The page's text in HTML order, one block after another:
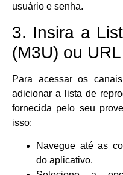
usuário e senha.
3. Insira a
(M3U) ou
Para acessar os
adicionar a lista de
fornecida pelo seu
isso:
Navegue até as
do aplicativo.